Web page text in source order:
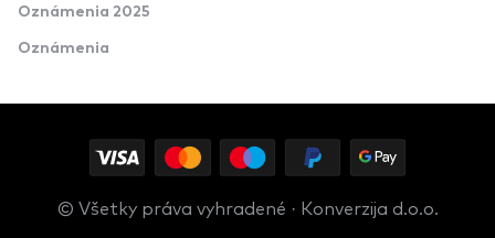
Oznámenia 2025
Oznámenia
© Všetky práva vyhradené · Konverzija d.o.o.